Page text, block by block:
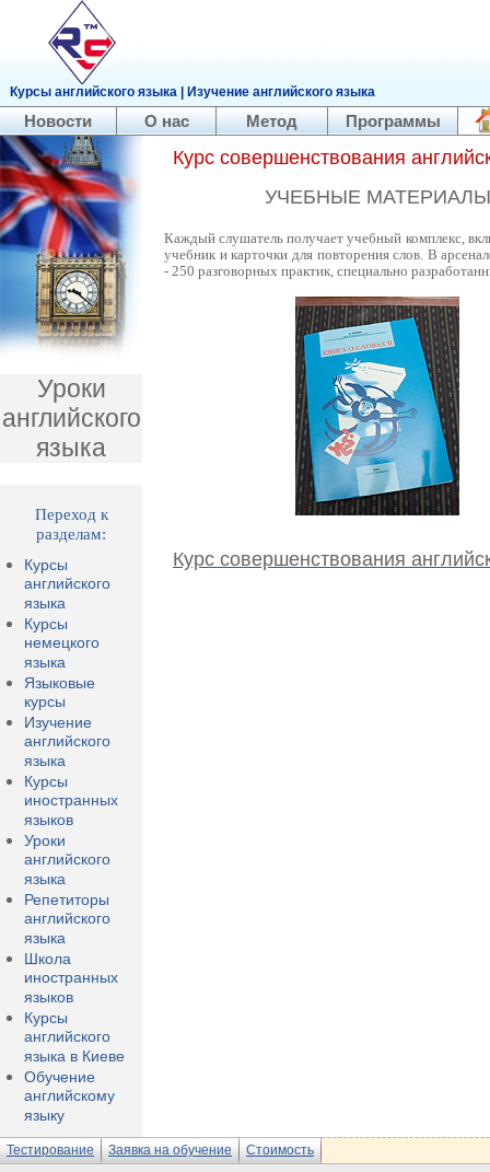
Курсы английского языка | Изучение английского языка
Новости О нас Метод Программы
Уроки
английского
языка
Переход к
разделам:
Курсы
английского
языка
Курсы
немецкого
языка
Языковые
курсы
Изучение
английского
языка
Курсы
иностранных
языков
Уроки
английского
языка
Репетиторы
английского
языка
Школа
иностранных
языков
Курсы
английского
языка в Киеве
Обучение
английскому
языку
Курс совершенствования
УЧЕБНЫЕ МАТЕРИАЛЫ
Каждый слушатель получает учебный комплекс,
учебник и карточки для повторения слов. В
- 250 разговорных практик, специально
Курс совершенствования
Тестирование Заявка на обучение Стоимость